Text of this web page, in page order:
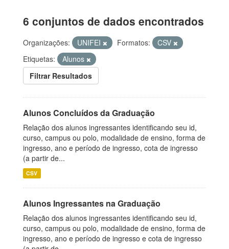
6 conjuntos de dados encontrados
Organizações: UNIFEI Formatos:
CSV
Etiquetas:
Alunos
Filtrar Resultados
Alunos Concluídos da Graduação
Relação dos alunos ingressantes identificando seu id,
curso, campus ou polo, modalidade de ensino, forma de
ingresso, ano e período de ingresso, cota de ingresso
(a partir de...
CSV
Alunos Ingressantes na Graduação
Relação dos alunos ingressantes identificando seu id,
curso, campus ou polo, modalidade de ensino, forma de
ingresso, ano e período de ingresso e cota de ingresso